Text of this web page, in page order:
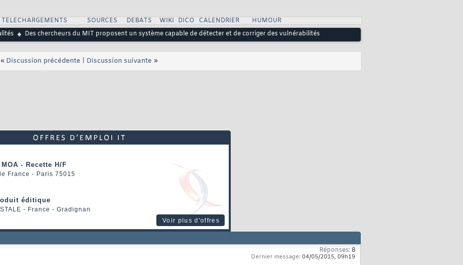
TELECHARGEMENTS SOURCES DEBATS WIKI DICO CALENDRIER
HUMOUR
Des chercheurs du MIT proposent un système capable de détecter et de corriger des vulnérabilités
« Discussion précédente Discussion suivante »
- Recette H/F
France - Paris 75015
éditique
- France - Gradignan
Voir plus d'offres
Réponses:8
Dernier message: 04/05/2015, 09h19